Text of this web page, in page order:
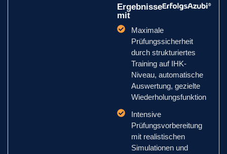
Ergebnisse
mit
Maximale
Prüfungssicherheit
durch strukturiertes
Training auf IHK-
Niveau, automatische
Auswertung, gezielte
Wiederholungsfunktion
Intensive
Prüfungsvorbereitung
mit realistischen
Simulationen und